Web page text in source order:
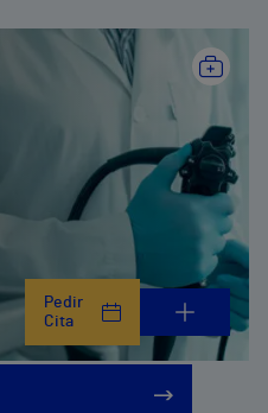
Pedir
Cita